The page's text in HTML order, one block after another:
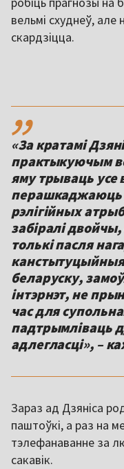
вельмі схуднеў, але
скардзіцца.
,,
«За кратамі
практыкуючым
яму трываць усе
перашкаджаюць
рэлігійных
забіралі
толькі пасля
беларуску,
інтэрнэт, не
час для
падтрымліваць
адлегласці», –
Зараз ад Дзяніса
паштоўкі, а раз на
тэлефанаванне за
сакавік.